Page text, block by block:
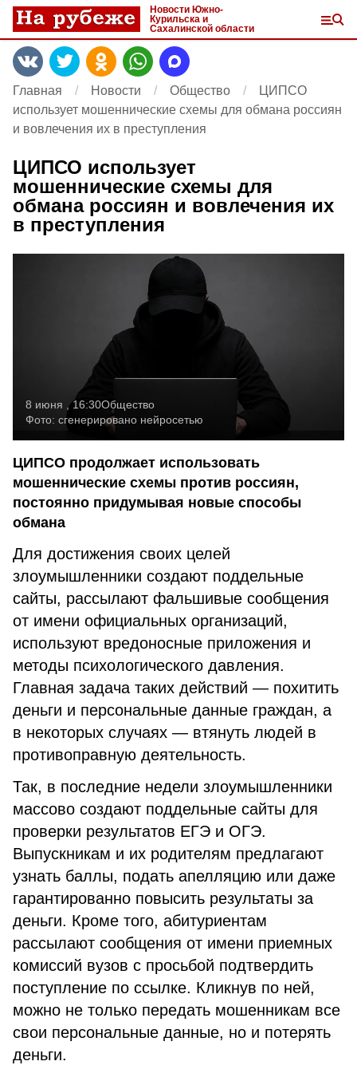
Новости Южно-
Курильска и
Сахалинской области
Главная Новости Общество
ЦИПСО
использует мошеннические схемы для обмана россиян
и вовлечения их в преступления
ЦИПСО использует
мошеннические схемы для
обмана россиян и вовлечения их
в преступления
8 июня , 16:30Общество
Фото: сгенерировано нейросетью
ЦИПСО продолжает использовать
мошеннические схемы против россиян,
постоянно придумывая новые способы
обмана
Для достижения своих целей
злоумышленники создают поддельные
сайты, рассылают фальшивые сообщения
от имени официальных организаций,
используют вредоносные приложения и
методы психологического давления.
Главная задача таких действий — похитить
деньги и персональные данные граждан, а
в некоторых случаях — втянуть людей в
противоправную деятельность.
Так, в последние недели злоумышленники
массово создают поддельные сайты для
проверки результатов ЕГЭ и ОГЭ.
Выпускникам и их родителям предлагают
узнать баллы, подать апелляцию или даже
гарантированно повысить результаты за
деньги. Кроме того, абитуриентам
рассылают сообщения от имени приемных
комиссий вузов с просьбой подтвердить
поступление по ссылке. Кликнув по ней,
можно не только передать мошенникам все
свои персональные данные, но и потерять
деньги.